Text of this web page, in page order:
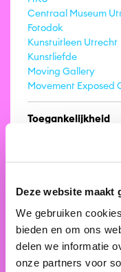
Deze website maakt
We gebruiken
bieden en om ons
delen we informatie
onze partners voor
Centraal Museum
Fotodok
Kunstuitleen Utrecht
Kunstliefde
Moving Gallery
Movement Exposed
Toegankelijkheid